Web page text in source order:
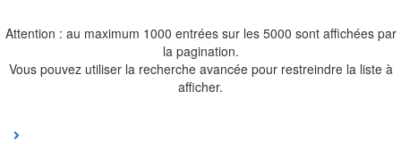
Attention : au maximum 1000 entrées sur les 5000 sont affichées par
la pagination.
Vous pouvez utiliser la recherche avancée pour restreindre la liste à
afficher.